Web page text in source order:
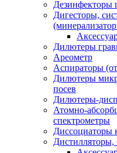
Дезинфекторы
Дигесторы,
Дилютеры
Ареометр
Аспираторы
Дилютеры
посев
Дилютеры-
Атомно-
спектрометры
Диссоциаторы
Дистилляторы,